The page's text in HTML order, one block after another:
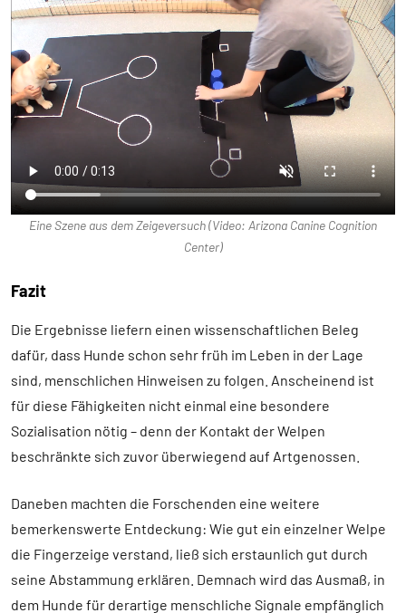
Eine Szene aus dem Zeigeversuch (Video: Arizona Canine Cognition
Center)
Fazit
Die Ergebnisse liefern einen wissenschaftlichen Beleg
dafür, dass Hunde schon sehr früh im Leben in der Lage
sind, menschlichen Hinweisen zu folgen. Anscheinend ist
für diese Fähigkeiten nicht einmal eine besondere
Sozialisation nötig – denn der Kontakt der Welpen
beschränkte sich zuvor überwiegend auf Artgenossen.
Daneben machten die Forschenden eine weitere
bemerkenswerte Entdeckung: Wie gut ein einzelner Welpe
die Fingerzeige verstand, ließ sich erstaunlich gut durch
seine Abstammung erklären. Demnach wird das Ausmaß, in
dem Hunde für derartige menschliche Signale empfänglich